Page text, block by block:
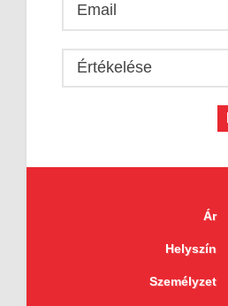
Email
Értékelése
Ár
Helyszín
Személyzet